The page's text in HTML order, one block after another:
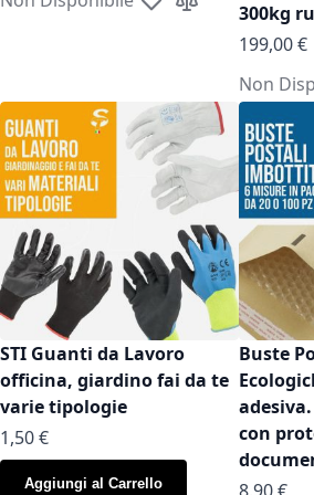
Aggiungi alla lista
Aggiungi al
300kg
199,00 €
Non
STI Guanti da Lavoro
officina, giardino fai da te
varie tipologie
As low as
1,50 €
Aggiungi al Carrello
Buste
con
As low as